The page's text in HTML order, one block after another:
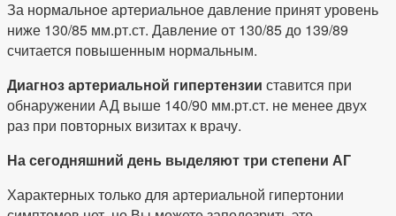
За нормальное артериальное давление принят уровень
ниже 130/85 мм.рт.ст. Давление от 130/85 до 139/89
считается повышенным нормальным.
Диагноз артериальной гипертензии ставится при
обнаружении АД выше 140/90 мм.рт.ст. не менее двух
раз при повторных визитах к врачу.
На сегодняшний день выделяют три степени АГ
Характерных только для артериальной гипертонии